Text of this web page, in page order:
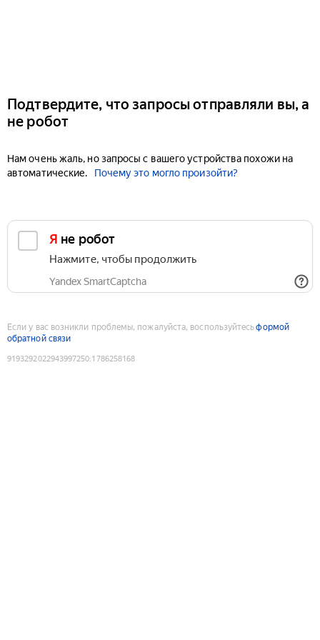
Подтвердите, что запросы отправляли вы, а
не робот
Нам очень жаль, но запросы с вашего устройства похожи на
автоматические.
Почему это могло произойти?
Я не робот
Нажмите, чтобы продолжить
Yandex SmartCaptcha
Если у вас возникли проблемы, пожалуйста, воспользуйтесьформой
обратной связи
9193292022943997250:1786258168